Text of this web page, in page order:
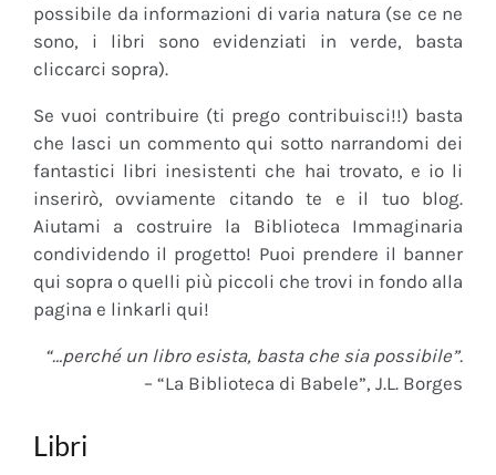
possibile da informazioni di varia natura (se ce ne
sono, i libri sono evidenziati in verde, basta
cliccarci sopra).
Se vuoi contribuire (ti prego contribuisci!!) basta
che lasci un commento qui sotto narrandomi dei
fantastici libri inesistenti che hai trovato, e io li
inserirò, ovviamente citando te e il tuo blog.
Aiutami a costruire la Biblioteca Immaginaria
condividendo il progetto! Puoi prendere il banner
qui sopra o quelli più piccoli che trovi in fondo alla
pagina e linkarli qui!
“…perché un libro esista, basta che sia possibile”.
– “La Biblioteca di Babele”, J.L. Borges
Libri